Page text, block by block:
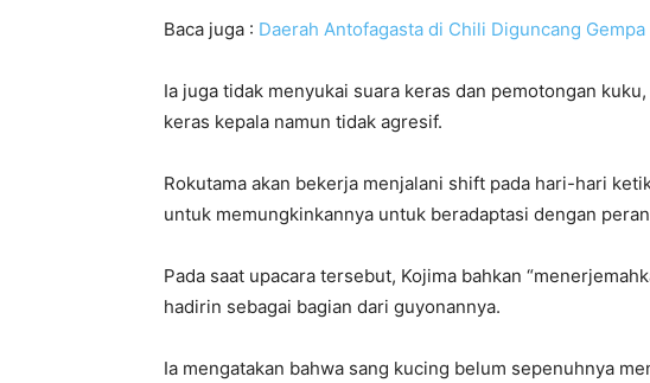
Baca juga : Daerah Antofagasta di Chili Diguncang
Ia juga tidak menyukai suara keras dan pemotongan
keras kepala namun tidak agresif.
Rokutama akan bekerja menjalani shift pada hari-hari
untuk memungkinkannya untuk beradaptasi dengan
Pada saat upacara tersebut, Kojima bahkan
hadirin sebagai bagian dari guyonannya.
Ia mengatakan bahwa sang kucing belum sepenuhnya